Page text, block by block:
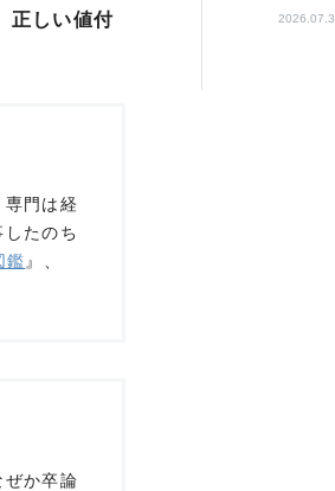
正しい値付
門は経
たのち
鑑』、
か卒論